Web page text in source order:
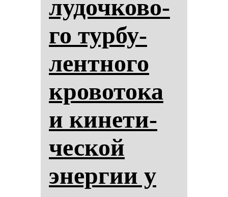
лу­доч­ко­во­
го тур­бу­
лен­тно­го
кро­во­то­ка
и ки­не­ти­
чес­кой
энер­гии у